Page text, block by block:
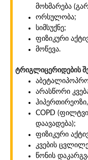
მოხმარება
ორსულობა;
სიმსუქნე;
ფიზიკური
მოწევა.
ტრიგლიცერიდების
არასწორი
COPD
დაავადება);
ფიზიკური
კვების
წონის